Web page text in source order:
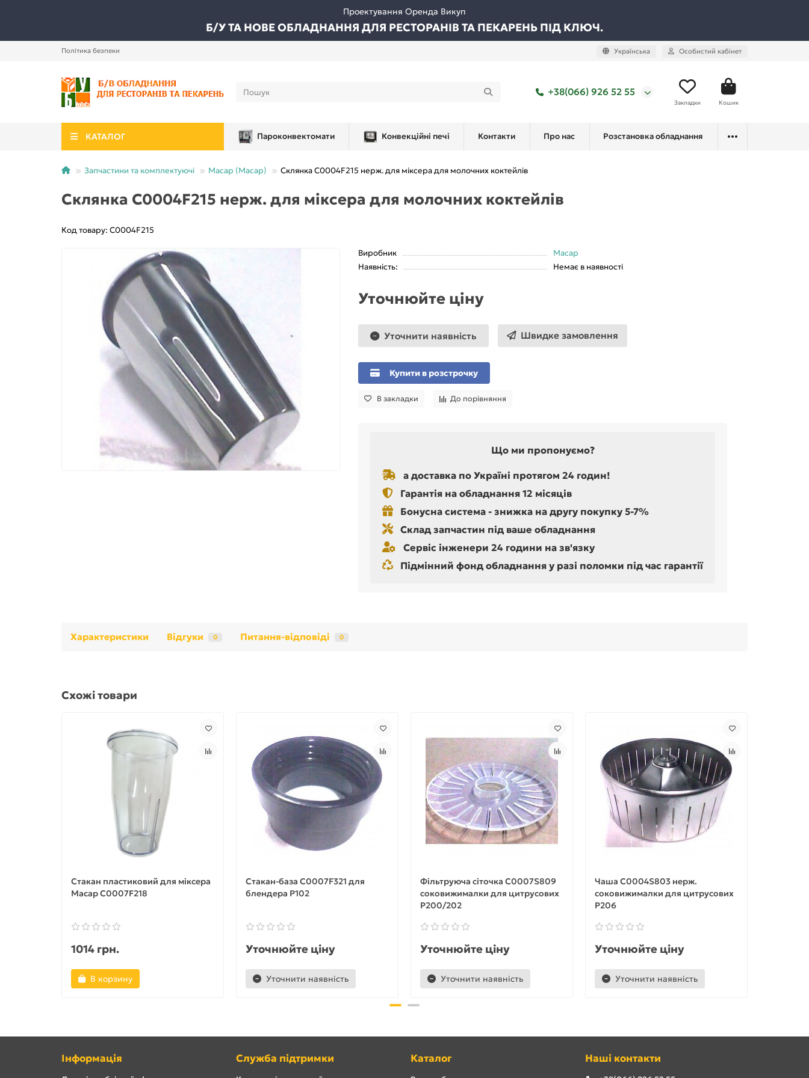
Проектування Оренда Викуп
Б/У ТА НОВЕ ОБЛАДНАННЯ ДЛЯ РЕСТОРАНІВ ТА ПЕКАРЕНЬ ПІД КЛЮЧ.
Політика безпеки Українська Особистий кабінет
+38(066) 926 52 55
Закладки Кошик
КАТАЛОГ Пароконвектомати Конвекційні печі Контакти Про нас Розстановка обладнання
Запчастини та комплектуючі Масар (Macap) Склянка C0004F215 нерж. для міксера для молочних коктейлів
Склянка C0004F215 нерж. для міксера для молочних коктейлів
Код товару: C0004F215
Виробник
Macap
Наявність:
Немає в наявності
Уточнюйте ціну
Уточнити наявність Швидке замовлення
Купити в розстрочку
В закладки До порівняння
Що ми пропонуємо?
а доставка по Україні протягом 24 годин!
Гарантія на обладнання 12 місяців
Бонусна система - знижка на другу покупку 5-7%
Склад запчастин під ваше обладнання
Сервіс інженери 24 години на зв'язку
Підмінний фонд обладнання у разі поломки під час гарантії
Характеристики Відгуки 0 Питання-відповіді 0
Схожі товари
Стакан пластиковий для міксера
Macap C0007F218
1014 грн.
В корзину
Стакан-база C0007F321 для
блендера P102
Уточнюйте ціну
Уточнити наявність
Фільтруюча сіточка C0007S809
соковижималки для цитрусових
Р200/202
Уточнюйте ціну
Уточнити наявність
Чаша C0004S803 нерж.
соковижималки для цитрусових
Р206
Уточнюйте ціну
Уточнити наявність
Інформація Служба підтримки Каталог Наші контакти